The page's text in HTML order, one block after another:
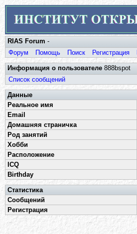
RIAS Forum -
Форум
Помощь Поиск Регистрация
Информация о пользователе 888bspot
Список сообщений
Данные
Реальное имя
Email
Домашняя страничка
Род занятий
Хобби
Расположение
ICQ
Birthday
Статистика
Сообщений
Регистрация